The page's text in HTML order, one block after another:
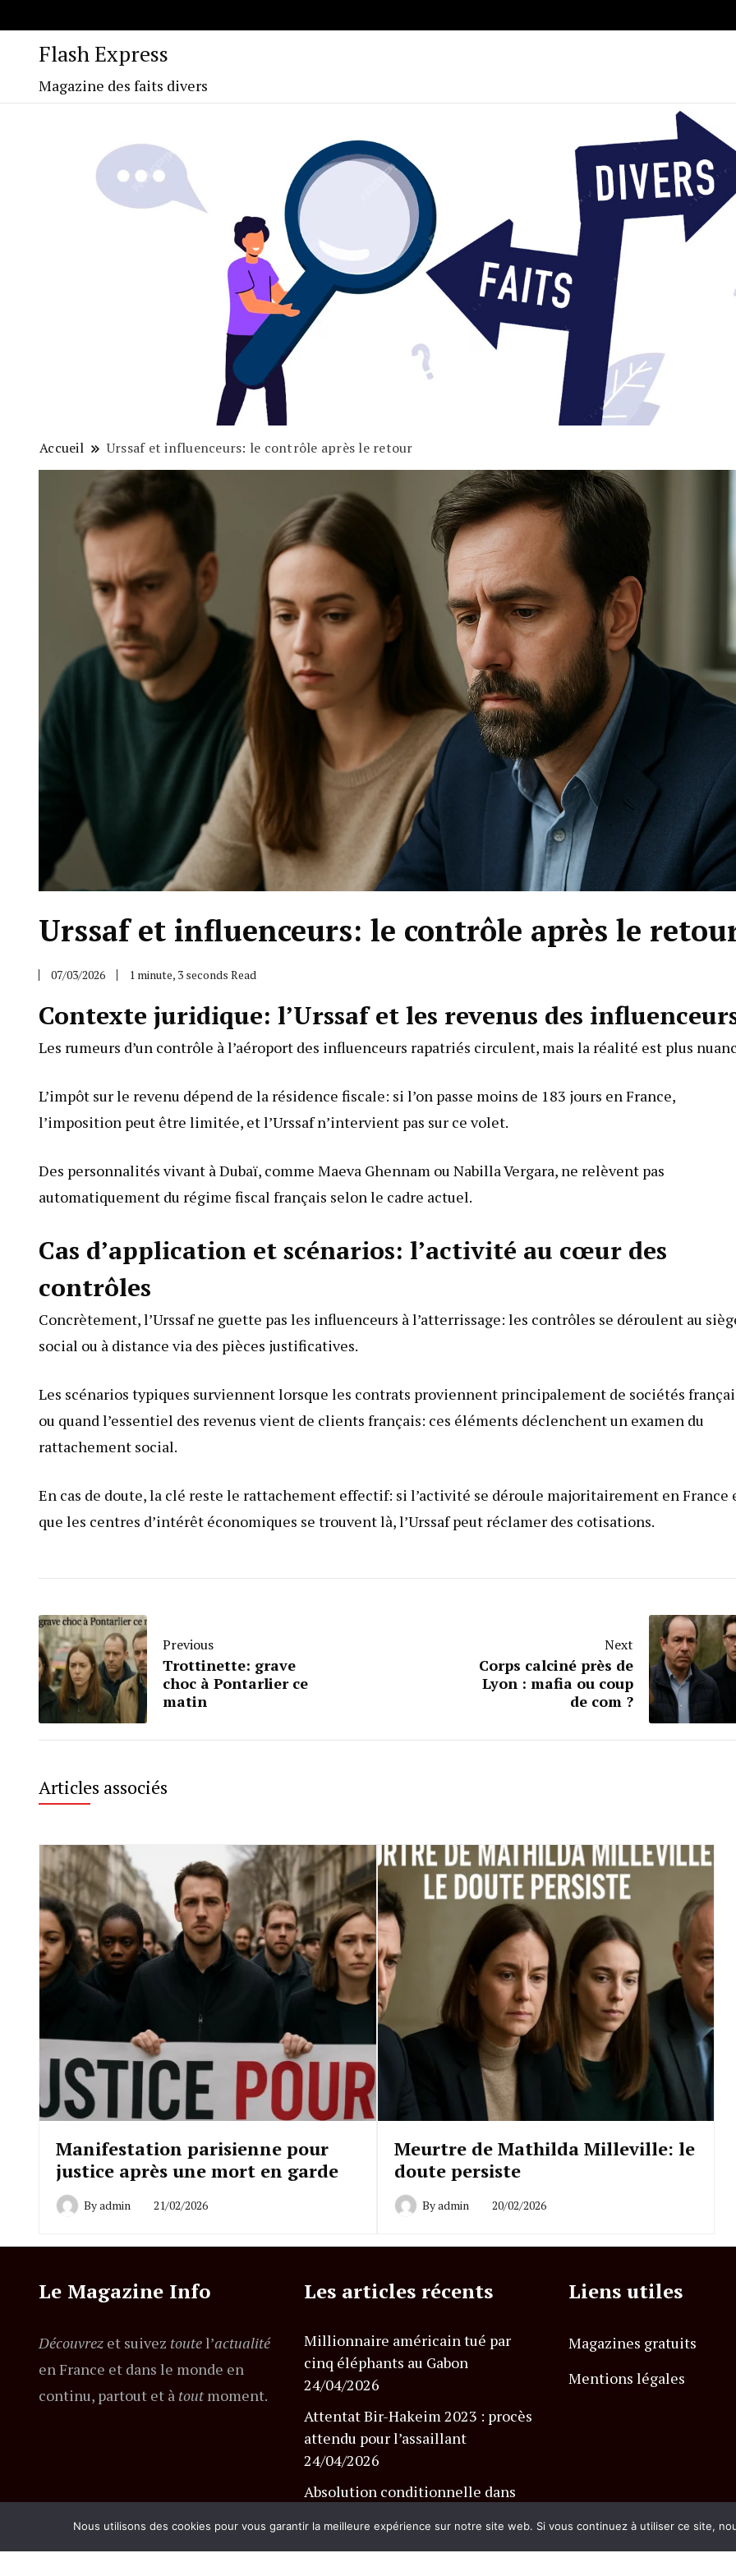
Flash Express
Magazine des faits divers
Accueil Urssaf et influenceurs: le contrôle après le retour
Urssaf et influenceurs: le contrôle après le
07/03/2026 1 minute, 3 seconds Read
Contexte juridique: l’Urssaf et les revenus des
Les rumeurs d’un contrôle à l’aéroport des influenceurs rapatriés circulent, mais la réalité est plus
L’impôt sur le revenu dépend de la résidence fiscale: si l’on passe moins de 183 jours en France,
l’imposition peut être limitée, et l’Urssaf n’intervient pas sur ce volet.
Des personnalités vivant à Dubaï, comme Maeva Ghennam ou Nabilla Vergara, ne relèvent pas
automatiquement du régime fiscal français selon le cadre actuel.
Cas d’application et scénarios: l’activité au cœur des
contrôles
Concrètement, l’Urssaf ne guette pas les influenceurs à l’atterrissage: les contrôles se déroulent au
social ou à distance via des pièces justificatives.
Les scénarios typiques surviennent lorsque les contrats proviennent principalement de sociétés
ou quand l’essentiel des revenus vient de clients français: ces éléments déclenchent un examen du
rattachement social.
En cas de doute, la clé reste le rattachement effectif: si l’activité se déroule majoritairement en France
que les centres d’intérêt économiques se trouvent là, l’Urssaf peut réclamer des cotisations.
Previous
Trottinette: grave
choc à Pontarlier ce
matin
Next
Corps calciné près de
Lyon : mafia ou coup
de com ?
Articles associés
Manifestation parisienne pour
justice après une mort en garde
Byadmin 21/02/2026
Meurtre de Mathilda Milleville: le
doute persiste
Byadmin 20/02/2026
Le Magazine Info
Découvrez et suivez toutel’actualité
en France et dans le monde en
continu, partout et à toutmoment.
Les articles récents
Millionnaire américain tué par
cinq éléphants au Gabon
24/04/2026
Attentat Bir-Hakeim 2023 : procès
attendu pour l’assaillant
24/04/2026
Absolution conditionnelle dans
24/04/2026
Liens utiles
Magazines gratuits
Mentions légales
Nous utilisons des cookies pour vous garantir la meilleure expérience sur notre site web. Si vous continuez à utiliser ce site,